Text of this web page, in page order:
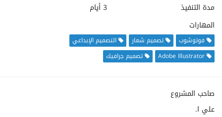
مدة التنفيذ
3 أيام
المهارات
فوتوشوب تصميم شعار
التصميم الإبداعي
Adobe Illustrator
تصميم جرافيك
صاحب المشروع
علي ا.